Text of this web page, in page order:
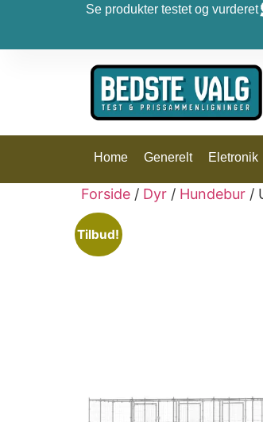
Se produkter testet og vurderet
Home Generelt Eletronik
Forside / Dyr / Hundebur /
Tilbud!